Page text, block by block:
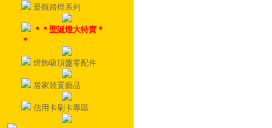
景觀路燈系列
＊＊聖誕燈大特賣＊
＊
燈飾吸頂盤零配件
居家裝置藝品
信用卡刷卡專區